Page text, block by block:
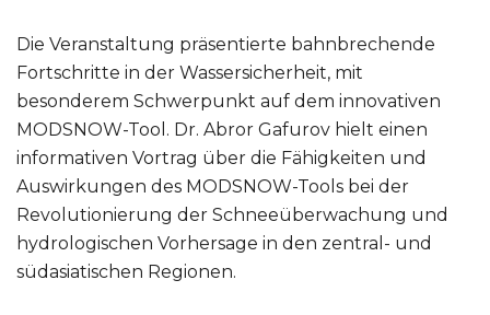
Die Veranstaltung präsentierte bahnbrechende
Fortschritte in der Wassersicherheit, mit
besonderem Schwerpunkt auf dem innovativen
MODSNOW-Tool. Dr. Abror Gafurov hielt einen
informativen Vortrag über die Fähigkeiten und
Auswirkungen des MODSNOW-Tools bei der
Revolutionierung der Schneeüberwachung und
hydrologischen Vorhersage in den zentral- und
südasiatischen Regionen.